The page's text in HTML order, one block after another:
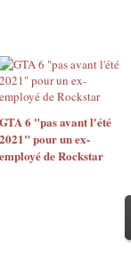
GTA 6 "pas avant l'été
2021" pour un ex-
employé de Rockstar